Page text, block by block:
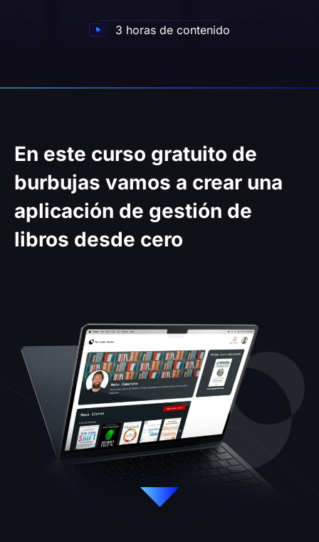
3 horas de contenido
En este curso gratuito de
burbujas vamos a crear una
aplicación de gestión de
libros desde cero